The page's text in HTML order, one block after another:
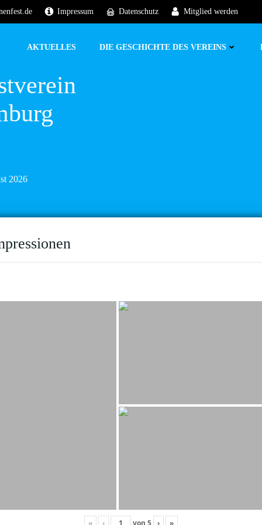
Impressum Datenschutz Mitglied werden
AKTUELLES DIE GESCHICHTE DES VEREINS
2026
« ‹ von 5 › »